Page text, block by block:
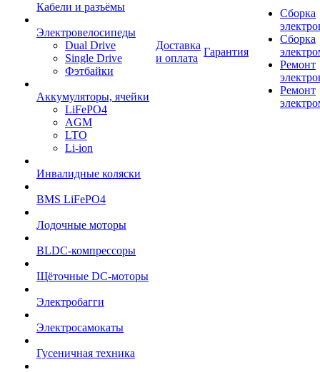
Кабели и разъёмы
Электровелосипеды
Dual Drive
Single Drive
Фэтбайки
Аккумуляторы, ячейки
LiFePO4
AGM
LTO
Li-ion
Инвалидные коляски
BMS LiFePO4
Лодочные моторы
BLDC-компрессоры
Щёточные DC-моторы
Электробагги
Электросамокаты
Гусеничная техника
Доставка
и оплата
Гарантия
Сборка
Сборка
Ремонт
Ремонт